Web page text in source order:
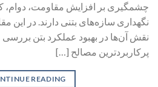
چشمگیری بر افزایش مقاومت، دوام،
نگهداری سازه‌های بتنی دارند. در این
نقش آن‌ها در بهبود عملکرد بتن
پرکاربردترین مصالح […]
READING